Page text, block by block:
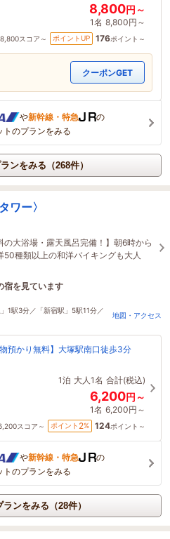
8,800円～
1名 8,800円～
8,800スコア～ ポイントUP 176ポイント～
クーポンGET
や新幹線・特急
の
トのプランをみる
ンをみる（268件）
ワー〉
の大浴場・露天風呂完備！】朝6時から
50種類以上の和洋バイキングも大人
宿を見ています
1駅3分／「新宿駅」5駅11分／
地図・アクセス
預かり無料】大塚駅南口徒歩3分
1泊 大人1名 合計(税込)
6,200円～
1名 6,200円～
スコア～ ポイント 2% 124ポイント～
や新幹線・特急
の
トのプランをみる
ンをみる（28件）